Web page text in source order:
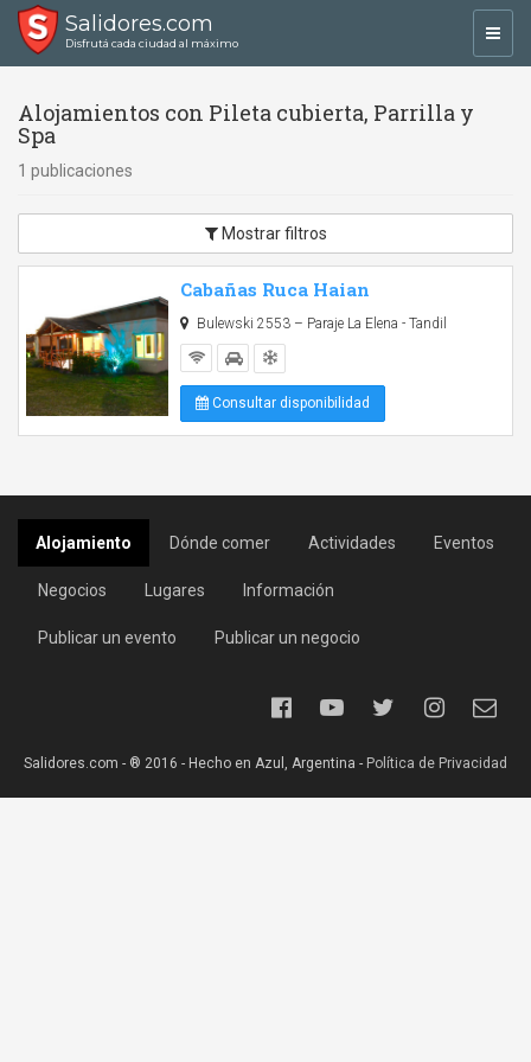
Salidores.com
Disfrutá cada ciudad al máximo
Alojamientos con Pileta cubierta, Parrilla y
Spa
1 publicaciones
Mostrar filtros
Cabañas Ruca Haian
Bulewski 2553 – Paraje La Elena - Tandil
Consultar disponibilidad
Alojamiento Dónde comer Actividades Eventos
Negocios Lugares Información
Publicar un evento Publicar un negocio
Salidores.com - ® 2016 - Hecho en Azul, Argentina - Política de Privacidad